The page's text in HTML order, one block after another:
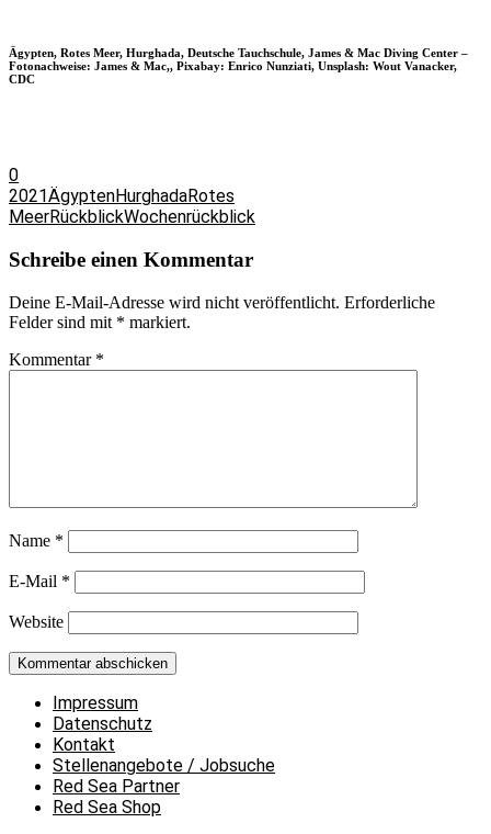
Ägypten, Rotes Meer, Hurghada, Deutsche Tauchschule, James & Mac Diving Center –
Fotonachweise: James & Mac,, Pixabay: Enrico Nunziati, Unsplash: Wout Vanacker,
CDC
0
2021ÄgyptenHurghadaRotes
MeerRückblickWochenrückblick
Schreibe einen Kommentar
Deine E-Mail-Adresse wird nicht veröffentlicht. Erforderliche
Felder sind mit * markiert.
Kommentar *
Name *
E-Mail *
Website
Impressum
Datenschutz
Kontakt
Stellenangebote / Jobsuche
Red Sea Partner
Red Sea Shop